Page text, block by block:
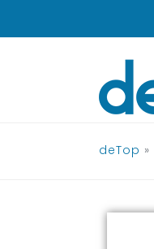
al
deTop »